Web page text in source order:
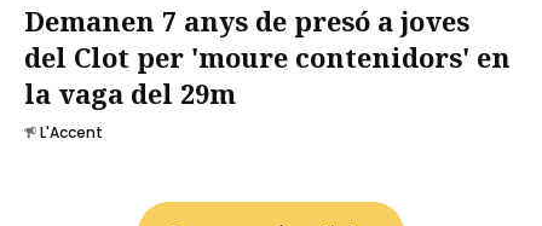
Demanen 7 anys de presó a joves
del Clot per 'moure contenidors' en
la vaga del 29m
L'Accent